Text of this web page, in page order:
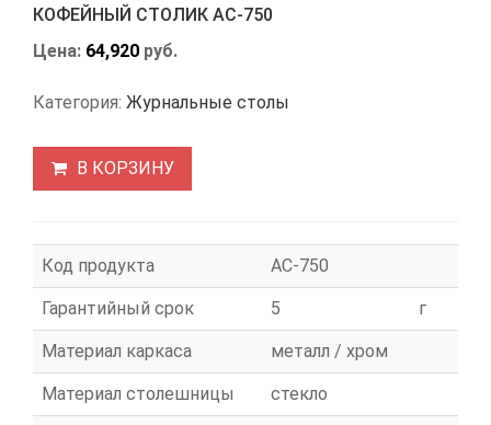
КОФЕЙНЫЙ СТОЛИК АС-750
Цена: 64,920 руб.
Категория: Журнальные столы
В КОРЗИНУ
Код продукта АС-750
Гарантийный срок 5 г
Материал каркаса металл / хром
Материал столешницы стекло